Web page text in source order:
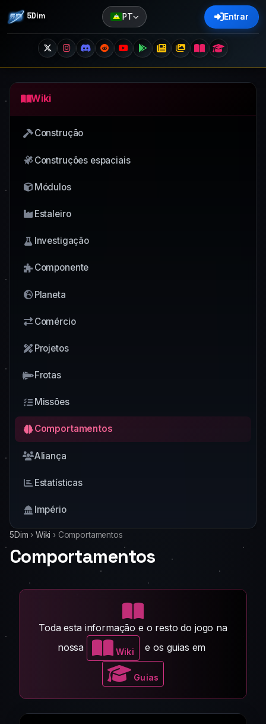
5Dim PT Entrar
Wiki
Construção
Construções espaciais
Módulos
Estaleiro
Investigação
Componente
Planeta
Comércio
Projetos
Frotas
Missões
Comportamentos
Aliança
Estatísticas
Império
5Dim › Wiki › Comportamentos
Comportamentos
Toda esta informação e o resto do jogo na
nossa
Wiki e os guias em
Guias